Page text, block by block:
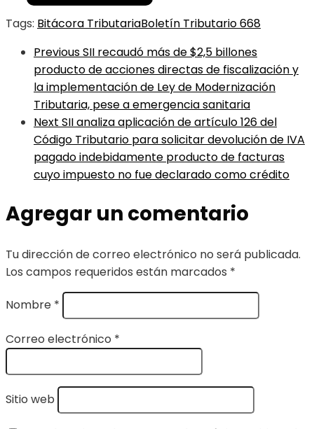
Tags: Bitácora TributariaBoletín Tributario 668
PreviousSII recaudó más de $2,5 billones
producto de acciones directas de fiscalización y
la implementación de Ley de Modernización
Tributaria, pese a emergencia sanitaria
Next SII analiza aplicación de artículo 126 del
Código Tributario para solicitar devolución de IVA
pagado indebidamente producto de facturas
cuyo impuesto no fue declarado como crédito
Agregar un comentario
Tu dirección de correo electrónico no será publicada.
Los campos requeridos están marcados *
Nombre *
Correo electrónico *
Sitio web